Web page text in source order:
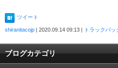
ツイート
shiranitacojp | 2020.09.14 09:13 | トラックバッ
ブログカテゴリ